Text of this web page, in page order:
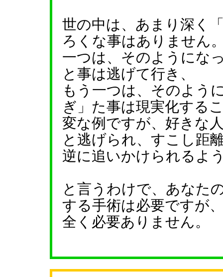
世の中は、あまり深く
ろくな事はありません
一つは、そのようにな
と事は逃げて行き、
もう一つは、そのよう
ぎ」た事は現実化する
変な例ですが、好きな
と逃げられ、すこし距
逆に追いかけられるよ
と言うわけで、あなた
する手術は必要ですが
全く必要ありません。